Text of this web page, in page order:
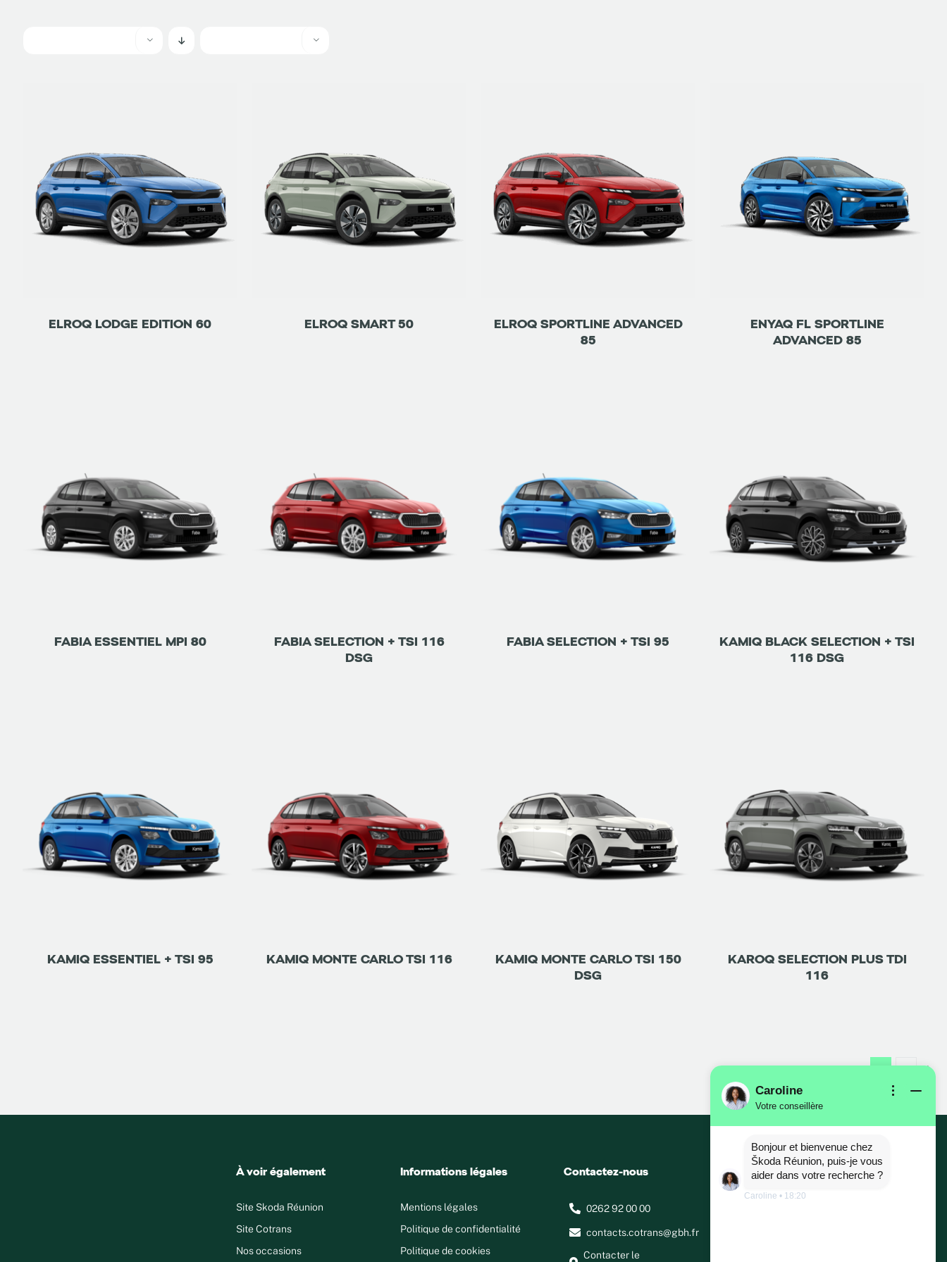
ETRE RAPPELÉ DÉTAILS
ELROQ LODGE EDITION 60
ETRE RAPPELÉ DÉTAILS
ELROQ SMART 50
ETRE RAPPELÉ DÉTAILS
ELROQ SPORTLINE ADVANCED
85
ETRE RAPPELÉ DÉTAILS
ENYAQ FL SPORTLINE
ADVANCED 85
ETRE RAPPELÉ DÉTAILS
FABIA ESSENTIEL MPI 80
ETRE RAPPELÉ DÉTAILS
FABIA SELECTION + TSI 116
DSG
ETRE RAPPELÉ DÉTAILS
FABIA SELECTION + TSI 95
ETRE RAPPELÉ DÉTAILS
KAMIQ BLACK SELECTION + TSI
116 DSG
ETRE RAPPELÉ DÉTAILS
KAMIQ ESSENTIEL + TSI 95
ETRE RAPPELÉ DÉTAILS
KAMIQ MONTE CARLO TSI 116
ETRE RAPPELÉ DÉTAILS
KAMIQ MONTE CARLO TSI 150
DSG
ETRE RAPPELÉ DÉTAILS
KAROQ SELECTION PLUS TDI
116
À voir également
Site Skoda Réunion
Site Cotrans
Nos occasions
Informations légales
Mentions légales
Politique de confidentialité
Politique de cookies
Contactez-nous
0262 92 00 00
contacts.cotrans@gbh.fr
Contacter le
Caroline
Votre conseillère
Bonjour et bienvenue chez
Škoda Réunion, puis-je vous
aider dans votre recherche ?
Caroline • 18:20